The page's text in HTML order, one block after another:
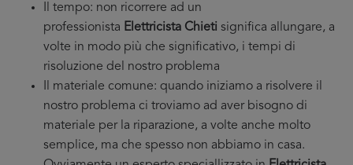
Il tempo: non ricorrere ad un
professionista Elettricista Chieti significa allungare, a
volte in modo più che significativo, i tempi di
risoluzione del nostro problema
Il materiale comune: quando iniziamo a risolvere il
nostro problema ci troviamo ad aver bisogno di
materiale per la riparazione, a volte anche molto
semplice, ma che spesso non abbiamo in casa.